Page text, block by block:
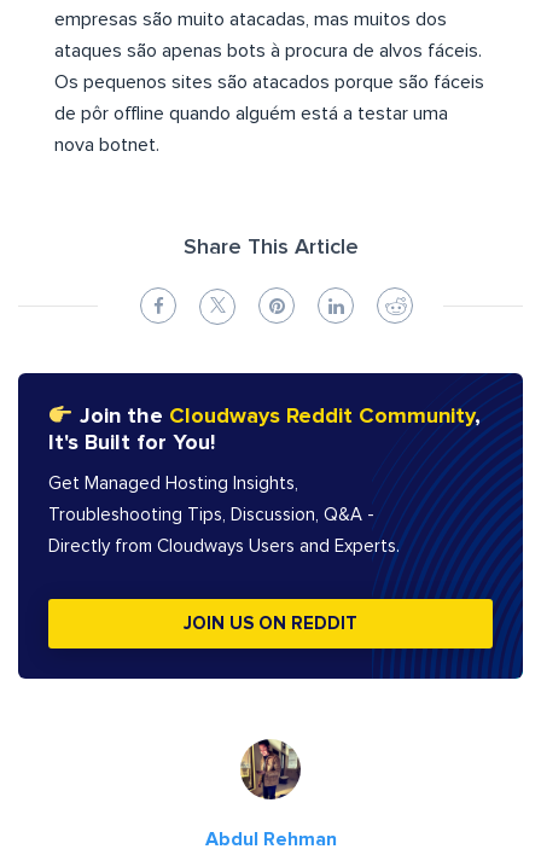
empresas são muito atacadas, mas muitos dos
ataques são apenas bots à procura de alvos fáceis.
Os pequenos sites são atacados porque são fáceis
de pôr offline quando alguém está a testar uma
nova botnet.
Share This Article
Join the Cloudways Reddit Community,
It's Built for You!
Get Managed Hosting Insights,
Troubleshooting Tips, Discussion, Q&A -
Directly from Cloudways Users and Experts.
JOIN US ON REDDIT
Abdul Rehman